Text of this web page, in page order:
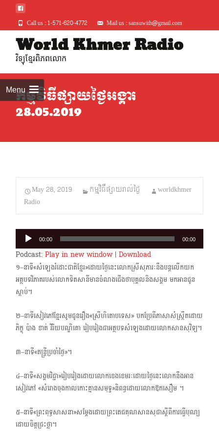
Call us : 1-571-620-4772 Mail us : sansuwith@gmail.com
World Khmer Radio
វិទ្យុខ្មែរពិភពលោក
Menuកម្មវិធីផ្សាយថ្ងៃអង្គារ
28.05.2019
May 28, 2019 កម្មវិធីផ្សាយរាល់ថ្ងៃ
worldkhmer
Radio
Audio
Player
00:00 00:00
Podcast: Play in new window| Download
១–នាទី«សំឡេងរំដោះជាតិខ្មែរ»ដោយថ្ងៃនេះលោកស្រីសុភារៈនឹងបន្តលើកយក
អត្ថបទវិភាគរបស់​លោកទិតសានីមានចំណងជើងថាបុគ្គលនិងសង្គម មកអានជូន
ស្តាប់។
២–នាទីសៀវភៅខ្មែរសូមជូនរឿង«ស្រីហិតោបទេស» បកប្រែពីភាសាសំស្រ្កឹតដោយ
ភិក្ខុ ប៉ាង ខាត់ វិរិយបណ្ឌិតោ រៀបរៀងជាអត្ថបទសំឡេងដោយលោកសានសុវិទ្យ។
៣–នាទី«តន្ត្រីប្រចាំថ្ងៃ»។
៤–នាទី«សង្គមវិជ្ជា»រៀបរៀង​ដោយ​លោក​ខេង​ខេមរៈដោយថ្ងៃនេះលោកនឹងអាន
សៀវភៅ «សំរោងចុង​កាលកោះគ្មានសមុទ្ទ»និពន្ធ​ដោយលោកឱកសឿម ។
៥–នាទី«ព្រះពុទ្ធសាសនា»សម្តែងដោយព្រះតេជគុណសានសុជាស្តីពីការធ្វើបុណ្យ
ដោយចិត្ត​ជ្រះថ្លា។